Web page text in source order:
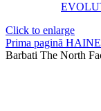
Click to enlarge
Prima pagină
Barbati The North